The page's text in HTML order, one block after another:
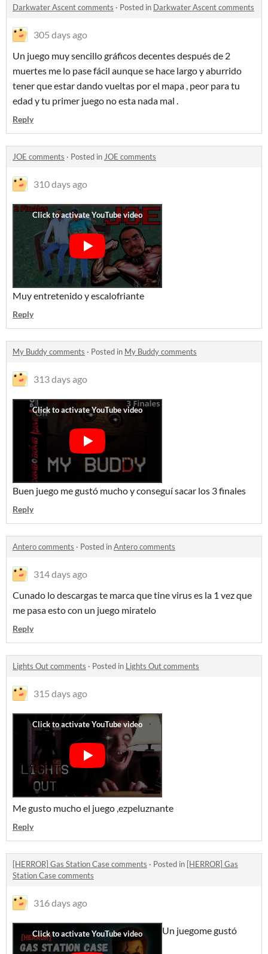
Darkwater Ascent comments · Posted in Darkwater Ascent comments
305 days ago
Un juego muy sencillo gráficos decentes después de 2
muertes me lo pase fácil aunque se hace largo y aburrido
tener que estar dando vueltas por el mapa , peor para tu
edad y tu primer juego no esta nada mal .
Reply
JOE comments · Posted in JOE comments
310 days ago
Muy entretenido y escalofriante
Reply
My Buddy comments · Posted in My Buddy comments
313 days ago
Buen juego me gustó mucho y conseguí sacar los 3 finales
Reply
Antero comments · Posted inAntero comments
314 days ago
Cunado lo descargas te marca que tine virus es la 1 vez que
me pasa esto con un juego miratelo
Reply
Lights Out comments · Posted in Lights Out comments
315 days ago
Me gusto mucho el juego ,ezpeluznante
Reply
[HERROR] Gas Station Case comments · Posted in [HERROR] Gas
Station Case comments
316 days ago
Un juegome gustó